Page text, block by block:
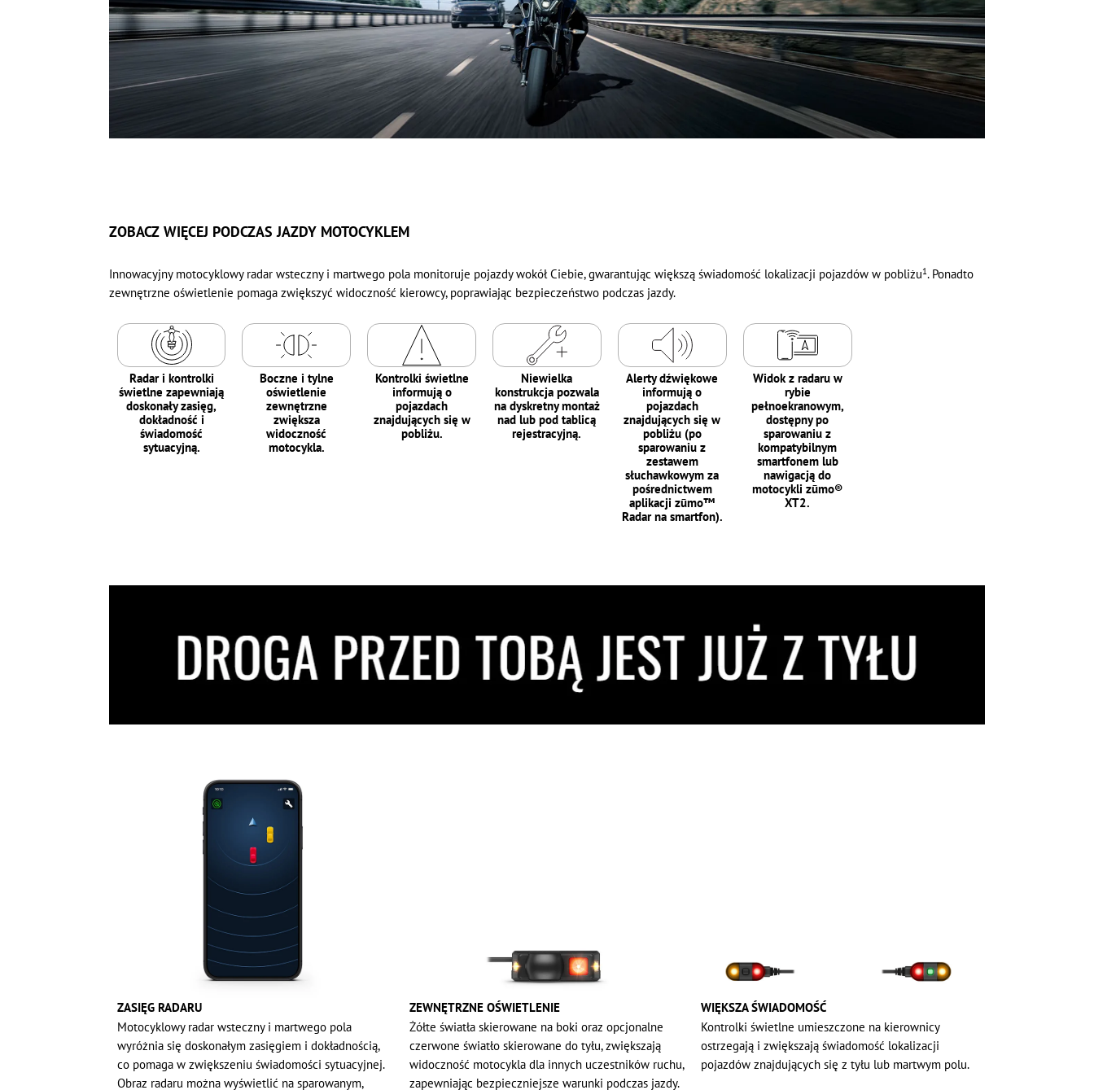
ZOBACZ WIĘCEJ PODCZAS JAZDY MOTOCYKLEM
Innowacyjny motocyklowy radar wsteczny i martwego pola monitoruje pojazdy wokół Ciebie, gwarantując większą świadomość lokalizacji pojazdów w pobliżu1. Ponadto
zewnętrzne oświetlenie pomaga zwiększyć widoczność kierowcy, poprawiając bezpieczeństwo podczas jazdy.
Radar i kontrolki
świetlne zapewniają
doskonały zasięg,
dokładność i
świadomość
sytuacyjną.
Boczne i tylne
oświetlenie
zewnętrzne
zwiększa
widoczność
motocykla.
Kontrolki świetlne
informują o
pojazdach
znajdujących się w
pobliżu.
Niewielka
konstrukcja pozwala
na dyskretny montaż
nad lub pod tablicą
rejestracyjną.
Alerty dźwiękowe
informują o
pojazdach
znajdujących się w
pobliżu (po
sparowaniu z
zestawem
słuchawkowym za
pośrednictwem
aplikacji zūmo™
Radar na smartfon).
Widok z radaru w
rybie
pełnoekranowym,
dostępny po
sparowaniu z
kompatybilnym
smartfonem lub
nawigacją do
motocykli zūmo®
XT2.
ZASIĘG RADARU
Motocyklowy radar wsteczny i martwego pola
wyróżnia się doskonałym zasięgiem i dokładnością,
co pomaga w zwiększeniu świadomości sytuacyjnej.
Obraz radaru można wyświetlić na sparowanym,
ZEWNĘTRZNE OŚWIETLENIE
Żółte światła skierowane na boki oraz opcjonalne
czerwone światło skierowane do tyłu, zwiększają
widoczność motocykla dla innych uczestników ruchu,
zapewniając bezpieczniejsze warunki podczas jazdy.
WIĘKSZA ŚWIADOMOŚĆ
Kontrolki świetlne umieszczone na kierownicy
ostrzegają i zwiększają świadomość lokalizacji
pojazdów znajdujących się z tyłu lub martwym polu.